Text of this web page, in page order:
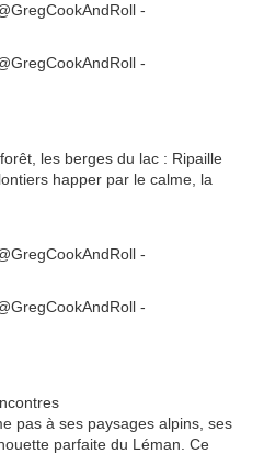
les berges du lac : Ripaille
happer par le calme, la
pas à ses paysages alpins, ses
parfaite du Léman. Ce